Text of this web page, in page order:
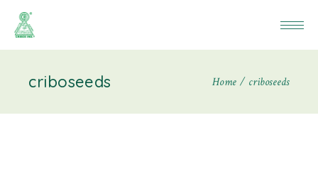
criboseeds Home criboseeds